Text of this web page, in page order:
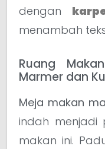
dengan
menambah
Ruang
Marmer dan
Meja makan
indah menjadi
makan ini.